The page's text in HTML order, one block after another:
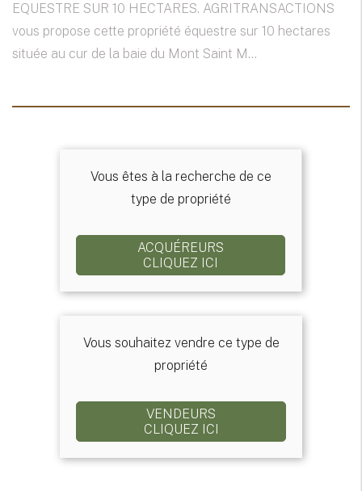
EQUESTRE SUR 10 HECTARES. AGRITRANSACTIONS
vous propose cette propriété équestre sur 10 hectares
située au cur de la baie du Mont Saint M...
Vous êtes à la recherche de ce
type de propriété
ACQUÉREURS
CLIQUEZ ICI
Vous souhaitez vendre ce type de
propriété
VENDEURS
CLIQUEZ ICI